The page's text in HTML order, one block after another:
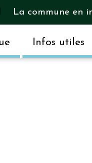
La commune en
Infos utiles